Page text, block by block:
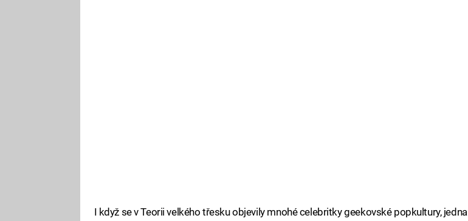
I když se v Teorii velkého třesku objevily mnohé celebritky geekovské popkultury, jedna